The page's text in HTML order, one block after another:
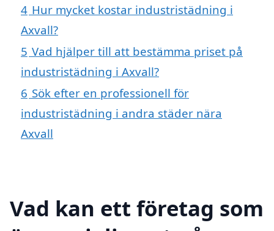
4 Hur mycket kostar industristädning i
Axvall?
5 Vad hjälper till att bestämma priset på
industristädning i Axvall?
6 Sök efter en professionell för
industristädning i andra städer nära
Axvall
Vad kan ett företag som